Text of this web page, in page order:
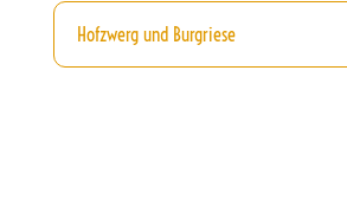
Hofzwerg und Burgriese